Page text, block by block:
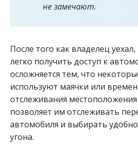
не замечают.
После того как владелец
легко получить доступ к
осложняется тем, что
используют маячки или
отслеживания
позволяет им отслеживать
автомобиля и выбирать
угона.